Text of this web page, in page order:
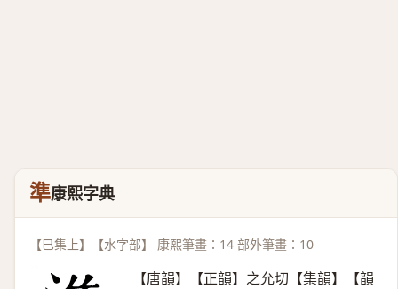
準康熙字典
【巳集上】【水字部】 康熙筆畫：14 部外筆畫：10
【唐韻】【正韻】之允切【集韻】【韻